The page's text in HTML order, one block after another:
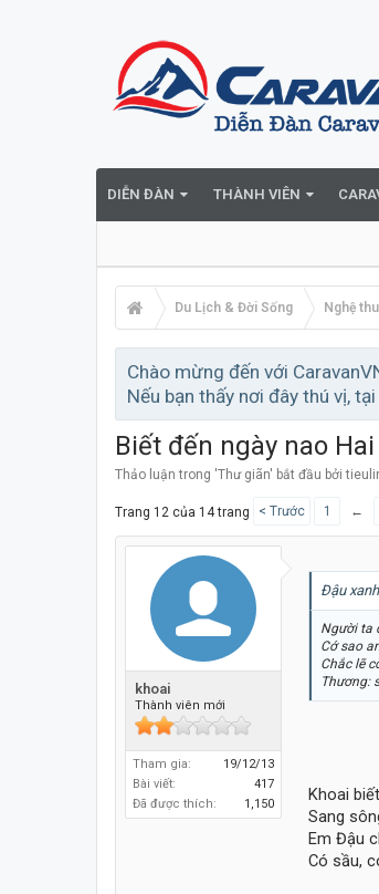
DIỄN ĐÀN THÀNH VIÊN
Du Lịch & Đời Sống Nghệ
Chào mừng đến với
Nếu bạn thấy nơi đây thú vị,
Biết đến ngày nao
Thảo luận trong 'Thư giãn' bắt đầu bởi
Trang 12 của 14 trang < Trước 1 ←
khoai
Thành viên mới
Tham gia:
19/12/13
Bài viết:
417
Đã được thích:
1,150
Đậu
Người ta
Cớ sao
Chắc lẽ
Thương:
Khoai
Sang
Em Đậu
Có sầu,